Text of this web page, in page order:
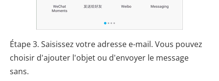
Étape 3. Saisissez votre adresse e-mail. Vous pouvez
choisir d'ajouter l'objet ou d'envoyer le message
sans.